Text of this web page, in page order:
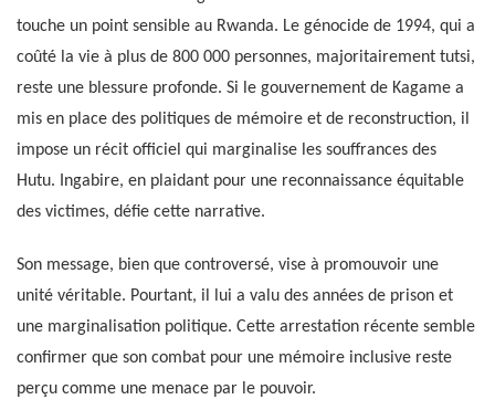
touche un point sensible au Rwanda. Le génocide de 1994, qui a
coûté la vie à plus de 800 000 personnes, majoritairement tutsi,
reste une blessure profonde. Si le gouvernement de Kagame a
mis en place des politiques de mémoire et de reconstruction, il
impose un récit officiel qui marginalise les souffrances des
Hutu. Ingabire, en plaidant pour une reconnaissance équitable
des victimes, défie cette narrative.
Son message, bien que controversé, vise à promouvoir une
unité véritable. Pourtant, il lui a valu des années de prison et
une marginalisation politique. Cette arrestation récente semble
confirmer que son combat pour une mémoire inclusive reste
perçu comme une menace par le pouvoir.